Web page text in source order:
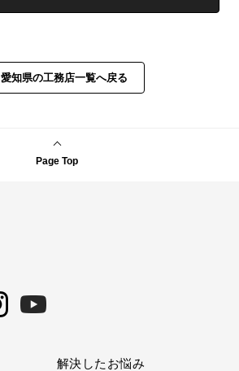
愛知県の工務店一覧へ戻る
Page Top
解決したお悩み